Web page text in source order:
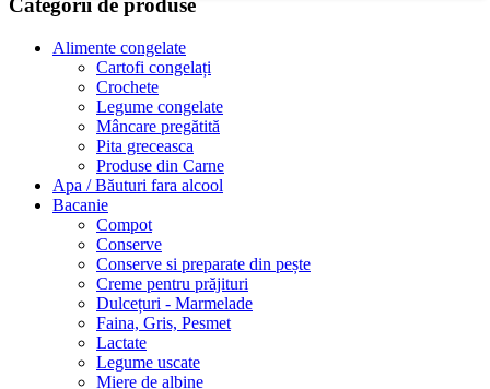
Categorii de produse
Alimente congelate
Cartofi congelați
Crochete
Legume congelate
Mâncare pregătită
Pita greceasca
Produse din Carne
Apa / Băuturi fara alcool
Bacanie
Compot
Conserve
Conserve si preparate din pește
Creme pentru prăjituri
Dulcețuri - Marmelade
Faina, Gris, Pesmet
Lactate
Legume uscate
Miere de albine